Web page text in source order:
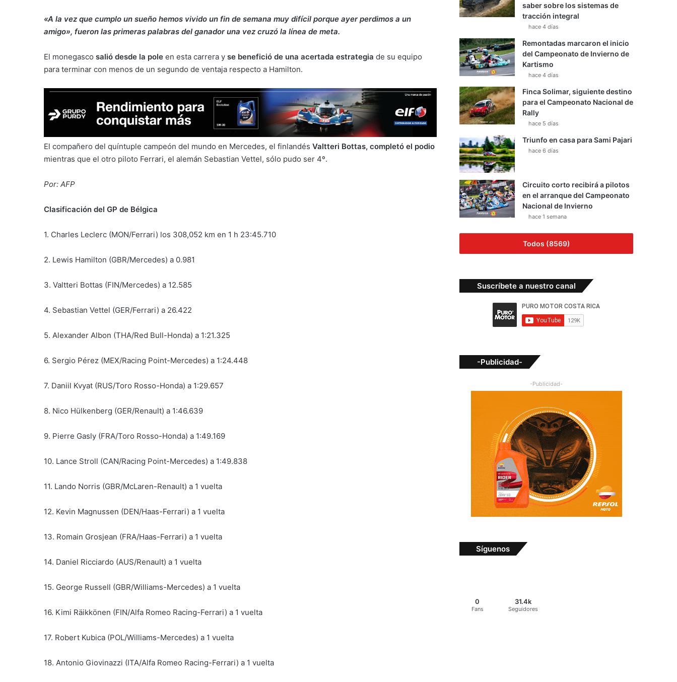
«A la vez que cumplo un sueño hemos vivido un fin de semana muy difícil porque ayer perdimos a un
amigo», fueron las primeras palabras del ganador una vez cruzó la línea de meta.
El monegasco salió desde la pole en esta carrera y se benefició de una acertada estrategia de su equipo
para terminar con menos de un segundo de ventaja respecto a Hamilton.
El compañero del quíntuple campeón del mundo en Mercedes, el finlandés Valtteri Bottas, completó el podio
mientras que el otro piloto Ferrari, el alemán Sebastian Vettel, sólo pudo ser 4º.
Por: AFP
Clasificación del GP de Bélgica
1. Charles Leclerc (MON/Ferrari) los 308,052 km en 1 h 23:45.710
2. Lewis Hamilton (GBR/Mercedes) a 0.981
3. Valtteri Bottas (FIN/Mercedes) a 12.585
4. Sebastian Vettel (GER/Ferrari) a 26.422
5. Alexander Albon (THA/Red Bull-Honda) a 1:21.325
6. Sergio Pérez (MEX/Racing Point-Mercedes) a 1:24.448
7. Daniil Kvyat (RUS/Toro Rosso-Honda) a 1:29.657
8. Nico Hülkenberg (GER/Renault) a 1:46.639
9. Pierre Gasly (FRA/Toro Rosso-Honda) a 1:49.169
10. Lance Stroll (CAN/Racing Point-Mercedes) a 1:49.838
11. Lando Norris (GBR/McLaren-Renault) a 1 vuelta
12. Kevin Magnussen (DEN/Haas-Ferrari) a 1 vuelta
13. Romain Grosjean (FRA/Haas-Ferrari) a 1 vuelta
14. Daniel Ricciardo (AUS/Renault) a 1 vuelta
15. George Russell (GBR/Williams-Mercedes) a 1 vuelta
16. Kimi Räikkönen (FIN/Alfa Romeo Racing-Ferrari) a 1 vuelta
17. Robert Kubica (POL/Williams-Mercedes) a 1 vuelta
18. Antonio Giovinazzi (ITA/Alfa Romeo Racing-Ferrari) a 1 vuelta
saber sobre los sistemas de
tracción integral
hace 4 días
Remontadas marcaron el inicio
del Campeonato de Invierno de
Kartismo
hace 4 días
Finca Solimar, siguiente destino
para el Campeonato Nacional de
Rally
hace 5 días
Triunfo en casa para Sami Pajari
hace 6 días
Circuito corto recibirá a pilotos
en el arranque del Campeonato
Nacional de Invierno
hace 1 semana
Todos (8569)
Suscríbete a nuestro canal
-Publicidad-
-Publicidad-
Síguenos
0
Fans
31.4k
Seguidores